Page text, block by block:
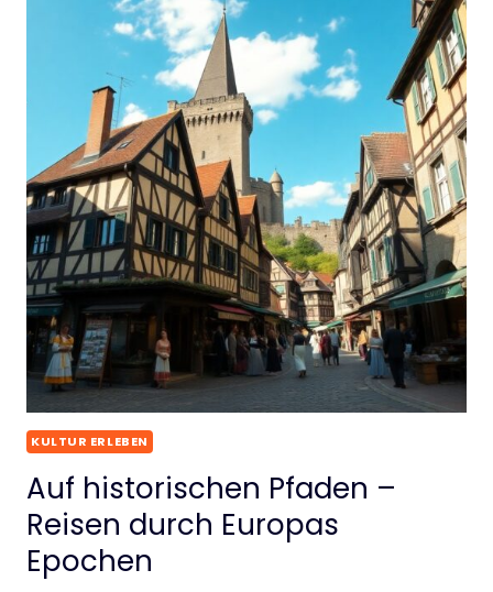
KULTUR ERLEBEN
Auf historischen Pfaden –
Reisen durch Europas
Epochen